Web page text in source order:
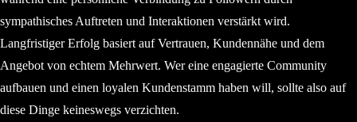
sympathisches Auftreten und Interaktionen verstärkt wird.
Langfristiger Erfolg basiert auf Vertrauen, Kundennähe und dem
Angebot von echtem Mehrwert. Wer eine engagierte Community
aufbauen und einen loyalen Kundenstamm haben will, sollte also auf
diese Dinge keineswegs verzichten.